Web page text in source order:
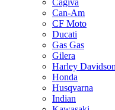
Can-Am
CF Moto
Ducati
Gas Gas
Gilera
Harley Davidson
Honda
Husqvarna
Indian